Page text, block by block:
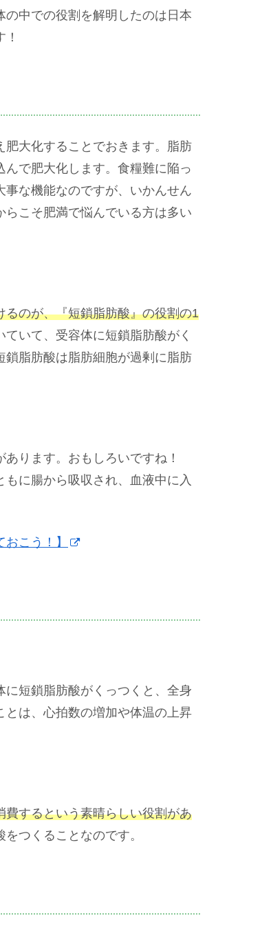
中での役割を解明したのは日本
肥大化することでおきます。脂肪
で肥大化します。食糧難に陥っ
な機能なのですが、いかんせん
こそ肥満で悩んでいる方は多い
のが、『短鎖脂肪酸』の役割の1
いて、受容体に短鎖脂肪酸がく
鎖脂肪酸は脂肪細胞が過剰に脂肪
ります。おもしろいですね！
もに腸から吸収され、血液中に入
こう！】
短鎖脂肪酸がくっつくと、全身
は、心拍数の増加や体温の上昇
するという素晴らしい役割があ
つくることなのです。